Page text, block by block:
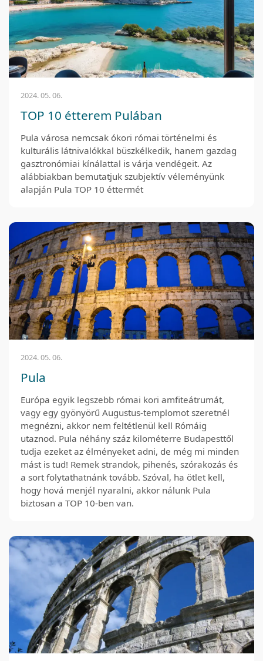
2024. 05. 06.
TOP 10 étterem Pulában
Pula városa nemcsak ókori római történelmi és
kulturális látnivalókkal büszkélkedik, hanem gazdag
gasztronómiai kínálattal is várja vendégeit. Az
alábbiakban bemutatjuk szubjektív véleményünk
alapján Pula TOP 10 éttermét
2024. 05. 06.
Pula
Európa egyik legszebb római kori amfiteátrumát,
vagy egy gyönyörű Augustus-templomot szeretnél
megnézni, akkor nem feltétlenül kell Rómáig
utaznod. Pula néhány száz kilométerre Budapesttől
tudja ezeket az élményeket adni, de még mi minden
mást is tud! Remek strandok, pihenés, szórakozás és
a sort folytathatnánk tovább. Szóval, ha ötlet kell,
hogy hová menjél nyaralni, akkor nálunk Pula
biztosan a TOP 10-ben van.